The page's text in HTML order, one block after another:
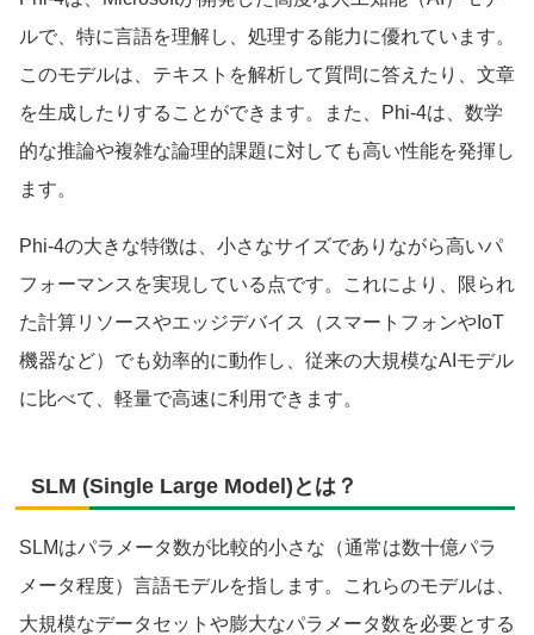
ルで、特に言語を理解し、処理する能力に優れています。
このモデルは、テキストを解析して質問に答えたり、文章
を生成したりすることができます。また、Phi-4は、数学
的な推論や複雑な論理的課題に対しても高い性能を発揮し
ます。
Phi-4の大きな特徴は、小さなサイズでありながら高いパ
フォーマンスを実現している点です。これにより、限られ
た計算リソースやエッジデバイス（スマートフォンやIoT
機器など）でも効率的に動作し、従来の大規模なAIモデル
に比べて、軽量で高速に利用できます。
SLM (Single Large Model)とは？
SLMはパラメータ数が比較的小さな（通常は数十億パラ
メータ程度）言語モデルを指します。これらのモデルは、
大規模なデータセットや膨大なパラメータ数を必要とする